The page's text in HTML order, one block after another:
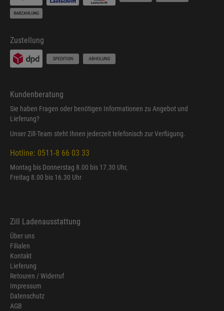
Zustellung
Kundenberatung
Sie haben Fragen oder benötigen Informationen zu Angebot und
Lieferung?
Unser Zill-Team steht Ihnen jederzeit telefonisch zur Verfügung.
Hotline: 0511-8 66 03 33
Montag bis Donnerstag 8.00 bis 17.30 Uhr,
Freitag 8.00 bis 16.30 Uhr
Zill Ladenausstattung
Über uns
Filialen
Kontakt
Lieferung
Retouren / Widerruf
Impressum
Datenschutz
AGB